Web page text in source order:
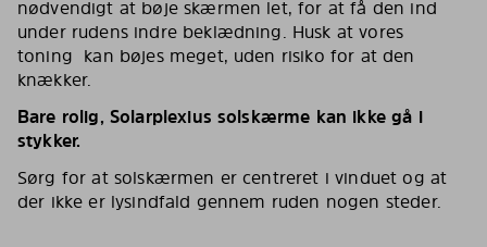
nødvendigt at bøje skærmen let, for at få den ind
under rudens indre beklædning. Husk at vores
toning kan bøjes meget, uden risiko for at den
knækker.
Bare rolig, Solarplexius solskærme kan ikke gå i
stykker.
Sørg for at solskærmen er centreret i vinduet og at
der ikke er lysindfald gennem ruden nogen steder.